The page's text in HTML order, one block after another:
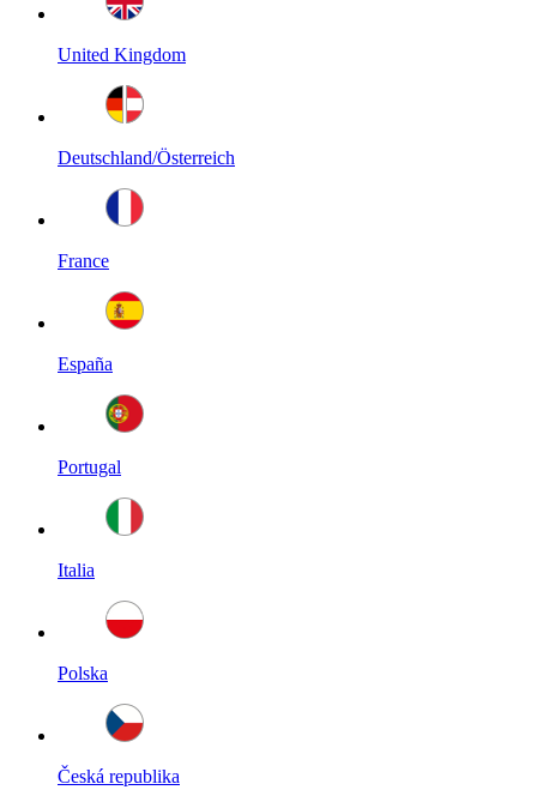
United Kingdom
Deutschland/Österreich
France
España
Portugal
Italia
Polska
Česká republika